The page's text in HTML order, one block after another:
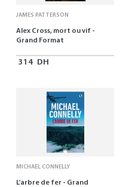
JAMES PATTERSON
Alex Cross, mort ou vif -
Grand Format
314 DH
MICHAEL CONNELLY
L'arbre de fer - Grand